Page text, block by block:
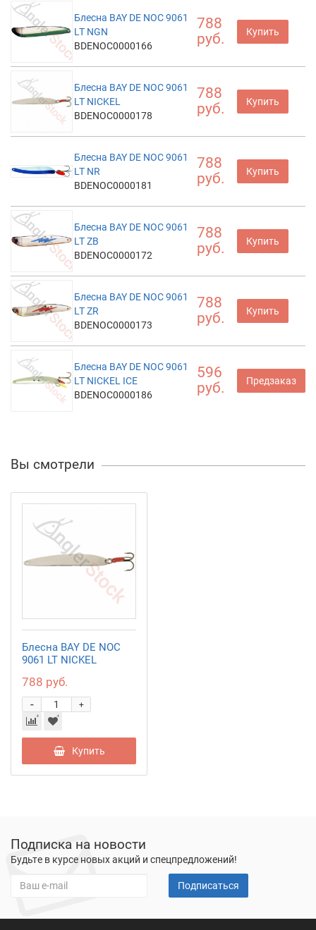
Блесна BAY DE NOC 9061
LT NGN
BDENOC0000166
788
руб.
Купить
Блесна BAY DE NOC 9061
LT NICKEL
BDENOC0000178
788
руб.
Купить
Блесна BAY DE NOC 9061
LT NR
BDENOC0000181
788
руб.
Купить
Блесна BAY DE NOC 9061
LT ZB
BDENOC0000172
788
руб.
Купить
Блесна BAY DE NOC 9061
LT ZR
BDENOC0000173
788
руб.
Купить
Блесна BAY DE NOC 9061
LT NICKEL ICE
BDENOC0000186
596
руб.
Предзаказ
Вы смотрели
Блесна BAY DE NOC
9061 LT NICKEL
788 руб.
+
-
Купить
Подписка на новости
Будьте в курсе новых акций и спецпредложений!
Подписаться